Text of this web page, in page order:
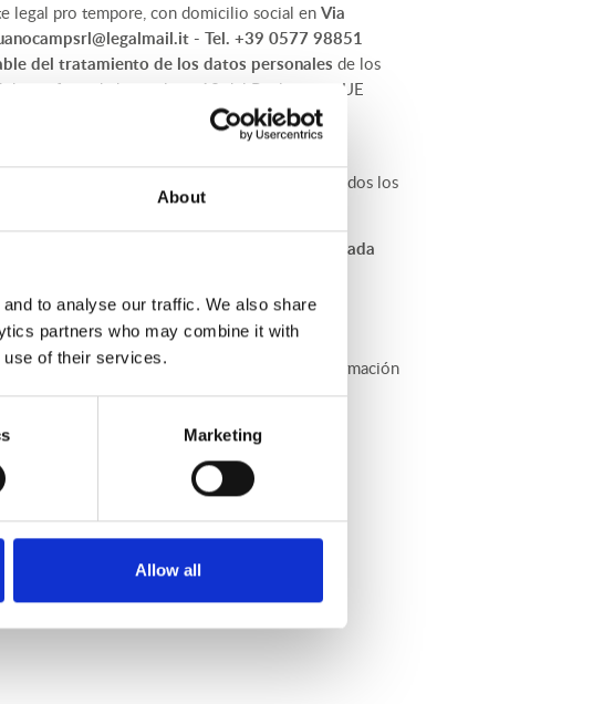
About
to analyse our traffic. We also share
partners who may combine it with
use of their services.
Marketing
Allow all
legal pro tempore, con domicilio social enVia
- Tel. +39 0577 98851
del tratamiento de los datos personales de los
conformidad con el art. 13 del Reglamento UE
de 18 años. Por lo tanto, el responsable del
del tratamiento eliminará sin demora todos los
de la abogada
ad hoc, con domicilio social en Via
dpo@studiolegaleavvbaroni.it- PEC
de sus Usuarios. Para cualquier información
en cualquier momento, enviando una:
(SI)
Francesco Cecati, 1/1, 42123 Reggio